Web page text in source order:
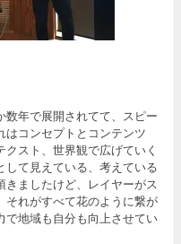
年で展開されてて、スピー
はコンセプトとコンテンツ
クスト、世界観で広げていく
て見えている、考えている
ましたけど、レイヤーがス
それがすべて花のように繋が
で地域も自分も向上させてい